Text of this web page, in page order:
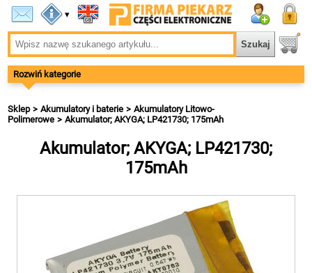
▾
Rozwiń kategorie
Sklep Akumulatory i baterie
Akumulatory Litowo-
Polimerowe
Akumulator; AKYGA; LP421730; 175mAh
Akumulator; AKYGA; LP421730;
175mAh